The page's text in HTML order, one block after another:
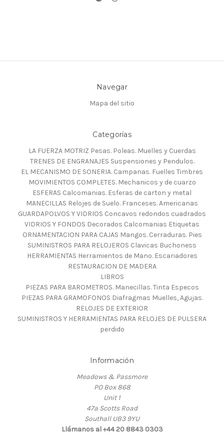
Navegar
Mapa del sitio
Categorías
LA FUERZA MOTRIZ Pesas. Poleas. Muelles y Cuerdas
TRENES DE ENGRANAJES Suspensiones y Pendulos.
EL MECANISMO DE SONERIA. Campanas. Fuelles Timbres
MOVIMIENTOS COMPLETES. Mechanicos y de cuarzo
ESFERAS Calcomanias. Esferas de carton y metal
MANECILLAS Relojes de Suelo. Franceses. Americanas
GUARDAPOLVOS Y VIDRIOS Concavos redondos cuadrados
VIDRIOS Y FONDOS Decorados Calcomanias Etiquetas
ORNAMENTACION PARA CAJAS Mangos. Cerraduras. Pies
SUMINISTROS PARA RELOJEROS Clavicas Buchoness
HERRAMIENTAS Herramientos de Mano. Escariadores
RESTAURACION DE MADERA
LIBROS
PIEZAS PARA BAROMETROS. Manecillas. Tinta Especos
PIEZAS PARA GRAMOFONOS Diafragmas Muelles, Agujas.
RELOJES DE EXTERIOR
SUMINISTROS Y HERRAMIENTAS PARA RELOJES DE PULSERA
perdido
Información
Meadows & Passmore
PO Box 868
Unit 1
47a Scotts Road
Southall UB3 9YU
Llámanos al +44 20 8843 0303